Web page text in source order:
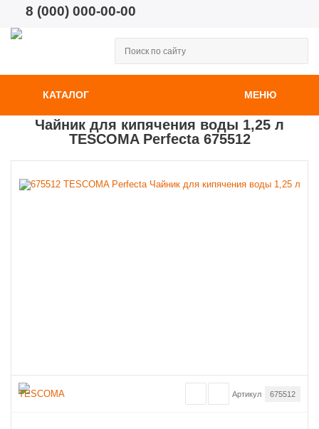
8 (000) 000-00-00
КАТАЛОГ МЕНЮ
Чайник для кипячения воды 1,25 л
TESCOMA Perfecta 675512
Артикул 675512